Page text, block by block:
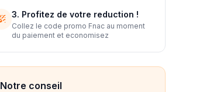
3. Profitez de votre reduction !
Collez le code promo Fnac au moment
du paiement et economisez
Notre conseil